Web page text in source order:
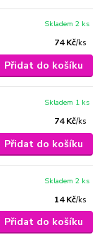
74 Kč/ks
Skladem 2 ks
Přidat do košíku
74 Kč/ks
Skladem 1 ks
Přidat do košíku
14 Kč/ks
Skladem 2 ks
Přidat do košíku